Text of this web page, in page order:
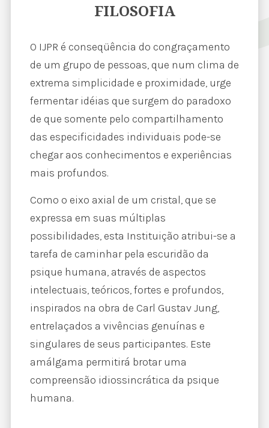
FILOSOFIA
O IJPR é conseqüência do congraçamento
de um grupo de pessoas, que num clima de
extrema simplicidade e proximidade, urge
fermentar idéias que surgem do paradoxo
de que somente pelo compartilhamento
das especificidades individuais pode-se
chegar aos conhecimentos e experiências
mais profundos.
Como o eixo axial de um cristal, que se
expressa em suas múltiplas
possibilidades, esta Instituição atribui-se a
tarefa de caminhar pela escuridão da
psique humana, através de aspectos
intelectuais, teóricos, fortes e profundos,
inspirados na obra de Carl Gustav Jung,
entrelaçados a vivências genuínas e
singulares de seus participantes. Este
amálgama permitirá brotar uma
compreensão idiossincrática da psique
humana.